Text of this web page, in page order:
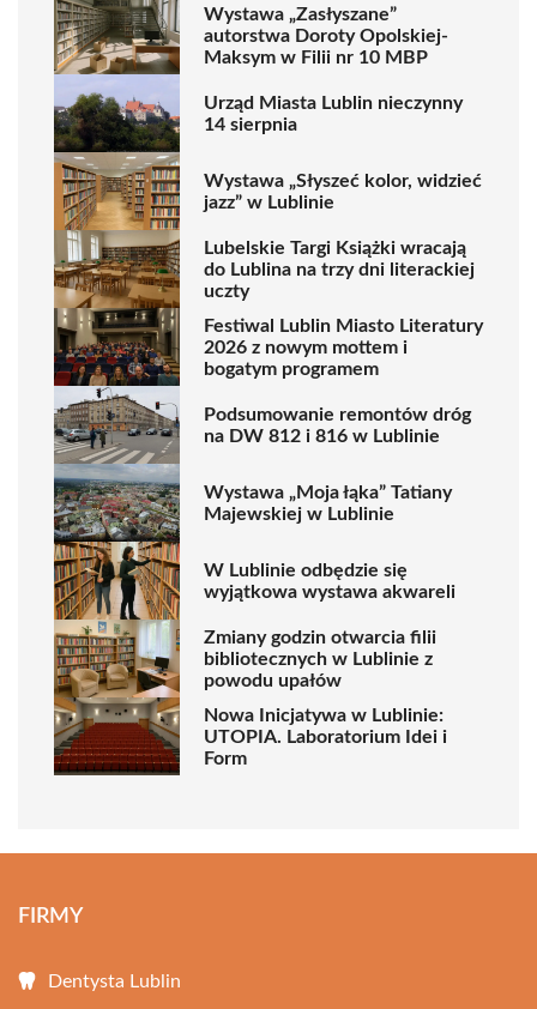
Wystawa „Zasłyszane”
autorstwa Doroty Opolskiej-
Maksym w Filii nr 10 MBP
Urząd Miasta Lublin nieczynny
14 sierpnia
Wystawa „Słyszeć kolor, widzieć
jazz” w Lublinie
Lubelskie Targi Książki wracają
do Lublina na trzy dni literackiej
uczty
Festiwal Lublin Miasto Literatury
2026 z nowym mottem i
bogatym programem
Podsumowanie remontów dróg
na DW 812 i 816 w Lublinie
Wystawa „Moja łąka” Tatiany
Majewskiej w Lublinie
W Lublinie odbędzie się
wyjątkowa wystawa akwareli
Zmiany godzin otwarcia filii
bibliotecznych w Lublinie z
powodu upałów
Nowa Inicjatywa w Lublinie:
UTOPIA. Laboratorium Idei i
Form
FIRMY
Dentysta Lublin